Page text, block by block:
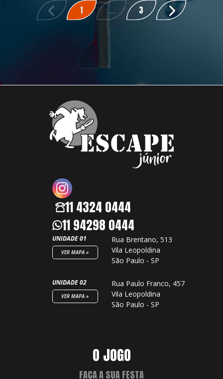
1 ... 3
11 4324 0444
11 94298 0444
UNIDADE 01
VER MAPA »
Rua Brentano, 513
Vila Leopoldina
São Paulo - SP
UNIDADE 02
VER MAPA »
Rua Paulo Franco, 457
Vila Leopoldina
São Paulo - SP
O JOGO
FAÇA A SUA FESTA